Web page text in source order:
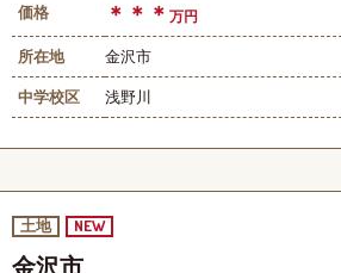
価格 ＊＊＊ 万円
所在地 金沢市
中学校区 浅野川
土地 NEW
金沢市